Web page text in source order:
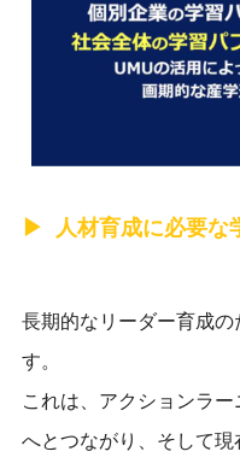
人材育成に必要な
長期的なリーダー育成
す。
これは、アクションラ
へとつながり、そして